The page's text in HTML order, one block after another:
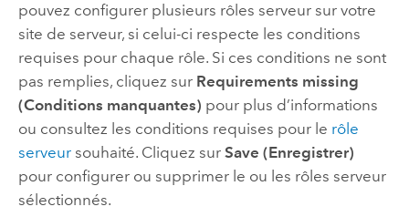
pouvez configurer plusieurs rôles serveur sur votre
site de serveur, si celui-ci respecte les conditions
requises pour chaque rôle. Si ces conditions ne sont
pas remplies, cliquez sur Requirements missing
(Conditions manquantes) pour plus d’informations
ou consultez les conditions requises pour le rôle
serveursouhaité. Cliquez sur Save (Enregistrer)
pour configurer ou supprimer le ou les rôles serveur
sélectionnés.